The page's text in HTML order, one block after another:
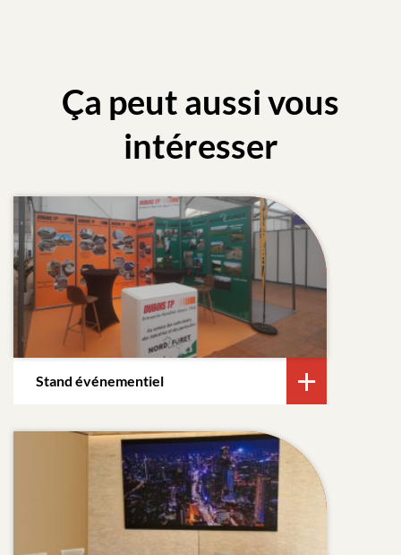
Ça peut aussi vous
intéresser
Stand événementiel